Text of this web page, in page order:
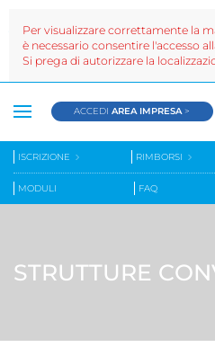
ACCEDIAREA IMPRESA >
ISCRIZIONE RIMBORSI
MODULI FAQ
STRUTTURE
Per visualizzare correttamente la
è necessario consentire l'accesso
Si prega di autorizzare la